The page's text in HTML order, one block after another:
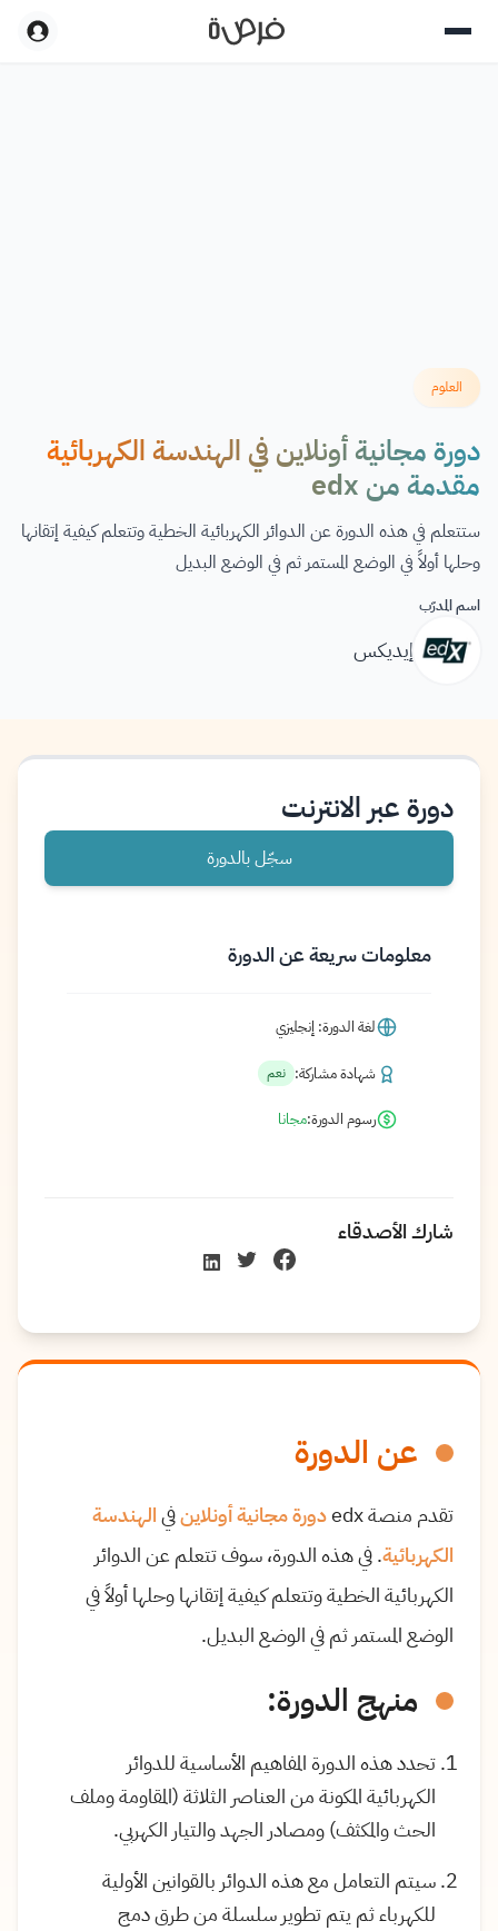
العلوم
دورة مجانية أونلاين في الهندسة الكهربائية
مقدمة من edx
ستتعلم في هذه الدورة عن الدوائر الكهربائية الخطية وتتعلم كيفية إتقانها
وحلها أولاً في الوضع المستمر ثم في الوضع البديل
اسم المدرّب
إيديكس
عن الدورة
تقدم منصة edx دورة مجانية أونلاينفيالهندسة
الكهربائية. في هذه الدورة، سوف تتعلم عن الدوائر
الكهربائية الخطية وتتعلم كيفية إتقانها وحلها أولاً في
الوضع المستمر ثم في الوضع البديل.
منهج الدورة:
تحدد هذه الدورة المفاهيم الأساسية للدوائر
الكهربائية المكونة من العناصر الثلاثة (المقاومة وملف
الحث والمكثف) ومصادر الجهد والتيار الكهربي.
سيتم التعامل مع هذه الدوائر بالقوانين الأولية
للكهرباء ثم يتم تطوير سلسلة من طرق دمج
دورة عبر الانترنت
سجّل بالدورة
معلومات سريعة عن الدورة
لغة الدورة: إنجليزي
شهادة مشاركة: نعم
رسوم الدورة:مجانا
شارك الأصدقاء